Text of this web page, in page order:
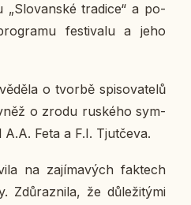
„Slo­van­ské tra­di­ce“ a po­
fes­ti­va­lu a jeho
o tvorbě spi­so­va­te­lů
o zrodu rus­ké­ho sym­
Feta a F.I. Tju­tče­va.
na za­jí­ma­vých fak­tech
Zdů­raz­ni­la, že dů­le­ži­tý­mi